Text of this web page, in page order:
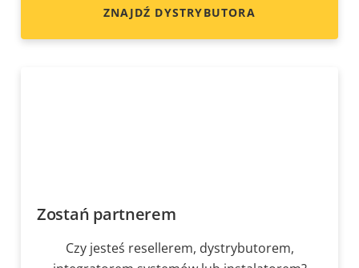
ZNAJDŹ DYSTRYBUTORA
Zostań partnerem
Czy jesteś resellerem, dystrybutorem,